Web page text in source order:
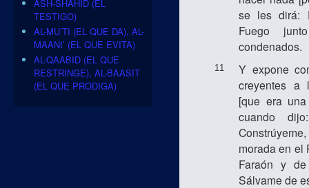
se les dirá:
Fuego
condenados.
11
Y expone
creyentes a
[que era
cuando
morada en el
Faraón y
Sálvame de
ASH-SHAHID (EL
TESTIGO)
AL-MU’TI (EL QUE DA), AL-
MAANI’ (EL QUE EVITA)
AL-QAABID (EL QUE
RESTRINGE), AL-BAASIT
(EL QUE PRODIGA)